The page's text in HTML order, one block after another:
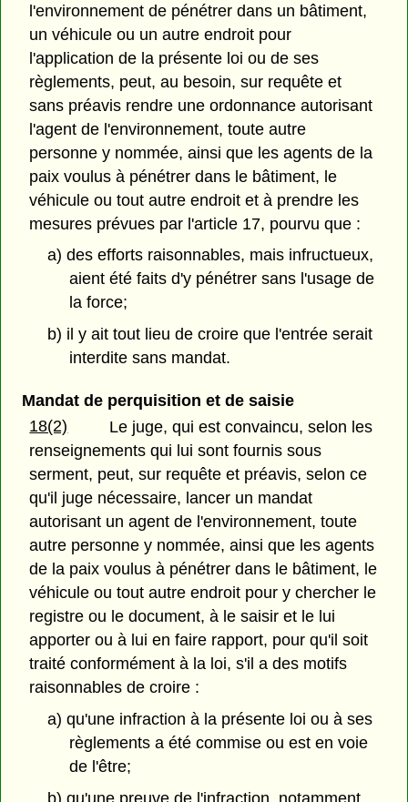
l'environnement de pénétrer dans un bâtiment,
un véhicule ou un autre endroit pour
l'application de la présente loi ou de ses
règlements, peut, au besoin, sur requête et
sans préavis rendre une ordonnance autorisant
l'agent de l'environnement, toute autre
personne y nommée, ainsi que les agents de la
paix voulus à pénétrer dans le bâtiment, le
véhicule ou tout autre endroit et à prendre les
mesures prévues par l'article 17, pourvu que :
a) des efforts raisonnables, mais infructueux,
aient été faits d'y pénétrer sans l'usage de
la force;
b) il y ait tout lieu de croire que l'entrée serait
interdite sans mandat.
Mandat de perquisition et de saisie
18(2)
Le juge, qui est convaincu, selon les
renseignements qui lui sont fournis sous
serment, peut, sur requête et préavis, selon ce
qu'il juge nécessaire, lancer un mandat
autorisant un agent de l'environnement, toute
autre personne y nommée, ainsi que les agents
de la paix voulus à pénétrer dans le bâtiment, le
véhicule ou tout autre endroit pour y chercher le
registre ou le document, à le saisir et le lui
apporter ou à lui en faire rapport, pour qu'il soit
traité conformément à la loi, s'il a des motifs
raisonnables de croire :
a) qu'une infraction à la présente loi ou à ses
règlements a été commise ou est en voie
de l'être;